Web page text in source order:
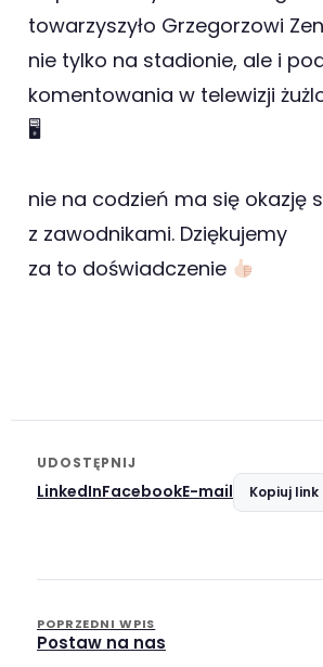
towarzyszyło Grzegorzowi
nie tylko na stadionie, ale i
komentowania w telewizji
🖥
nie na codzień ma się okazję
z zawodnikami. Dziękujemy
za to doświadczenie
UDOSTĘPNIJ
LinkedInFacebookE-mail Kopiuj link
POPRZEDNI WPIS
Postaw na nas